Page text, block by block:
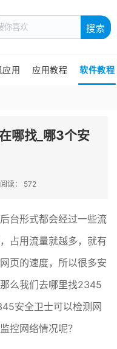
搜索
应用 应用教程 软件教程
哪找_哪3个安
阅读： 572
台形式都会经过一些流
占用流量就越多，就有
页的速度，所以很多安
么我们去哪里找2345
安全卫士可以检测网
控网络情况呢？